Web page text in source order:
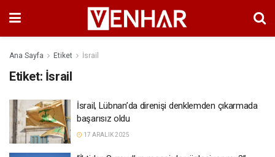
Ana Sayfa Etiket İsrail
Etiket: İsrail
İsrail, Lübnan’da direnişi denklemden çıkarmada
başarısız oldu
17 ARALIK 2025